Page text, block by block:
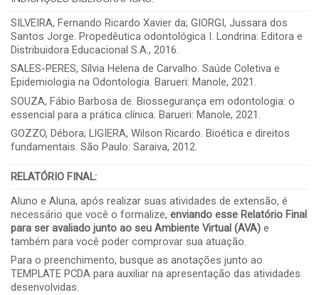
SILVEIRA, Fernando Ricardo Xavier da; GIORGI, Jussara dos
Santos Jorge. Propedêutica odontológica I. Londrina: Editora e
Distribuidora Educacional S.A., 2016.
SALES-PERES, Sílvia Helena de Carvalho. Saúde Coletiva e
Epidemiologia na Odontologia. Barueri: Manole, 2021.
SOUZA, Fábio Barbosa de. Biossegurança em odontologia: o
essencial para a prática clínica. Barueri: Manole, 2021.
GOZZO, Débora; LIGIERA, Wilson Ricardo. Bioética e direitos
fundamentais. São Paulo: Saraiva, 2012.
RELATÓRIO FINAL:
Aluno e Aluna, após realizar suas atividades de extensão, é
necessário que você o formalize, enviando esse Relatório Final
para ser avaliado junto ao seu Ambiente Virtual (AVA) e
também para você poder comprovar sua atuação.
Para o preenchimento, busque as anotações junto ao
TEMPLATE PCDA para auxiliar na apresentação das atividades
desenvolvidas.